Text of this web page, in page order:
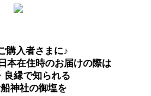
購入者さまに♪
本在住時のお届けの際は
良縁で知られる
神社の御塩を